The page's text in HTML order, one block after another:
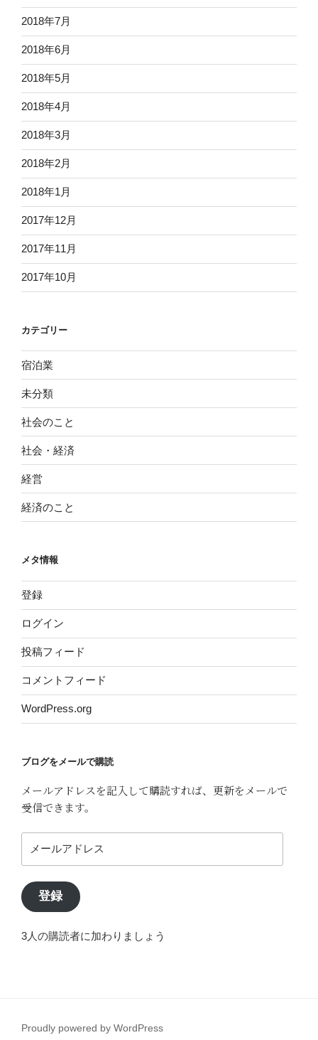
2018年7月
2018年6月
2018年5月
2018年4月
2018年3月
2018年2月
2018年1月
2017年12月
2017年11月
2017年10月
カテゴリー
宿泊業
未分類
社会のこと
社会・経済
経営
経済のこと
メタ情報
登録
ログイン
投稿フィード
コメントフィード
WordPress.org
ブログをメールで購読
メールアドレスを記入して購読すれば、更新をメールで
受信できます。
ー
ア
ド
ス
登録
3人の購読者に加わりましょう
Proudly powered by WordPress